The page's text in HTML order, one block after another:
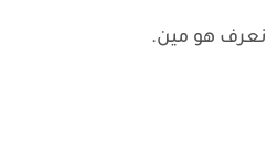
نعرف هو مين.